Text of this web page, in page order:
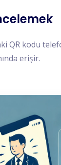
QR kodu
erişir.